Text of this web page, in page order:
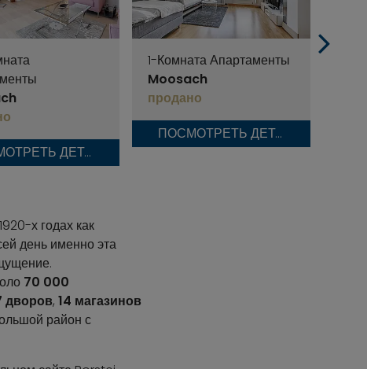
ПОСМОТРЕТЬ ДЕТАЛИ
1-Комната Апартаменты
Moosach
продано
ПОСМОТРЕТЬ ДЕТАЛИ
х годах как
день именно эта
70 000
дворов, 14 магазинов
район с